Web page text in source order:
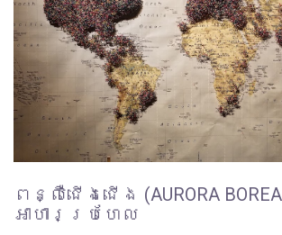
ពន្លឺជើងជើង (AURORA
អាហារប្រហែល